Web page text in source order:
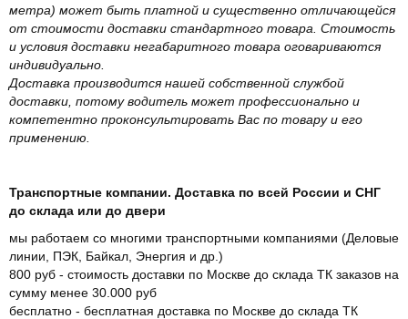
метра) может быть платной и существенно отличающейся
от стоимости доставки стандартного товара. Стоимость
и условия доставки негабаритного товара оговариваются
индивидуально.
Доставка производится нашей собственной службой
доставки, потому водитель может профессионально и
компетентно проконсультировать Вас по товару и его
применению.
Транспортные компании. Доставка по всей России и СНГ
до склада или до двери
мы работаем со многими транспортными компаниями (Деловые
линии, ПЭК, Байкал, Энергия и др.)
800 руб - стоимость доставки по Москве до склада ТК заказов на
сумму менее 30.000 руб
бесплатно - бесплатная доставка по Москве до склада ТК